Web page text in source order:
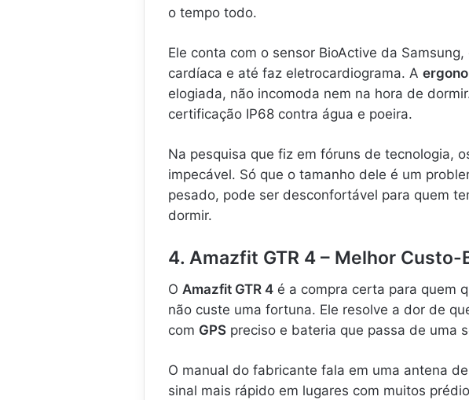
o tempo todo.
Ele conta com o sensor BioActive da
cardíaca e até faz eletrocardiograma. A
elogiada, não incomoda nem na hora de
certificação IP68 contra água e poeira.
Na pesquisa que fiz em fóruns de tecnologia,
impecável. Só que o tamanho dele é um
pesado, pode ser desconfortável para quem
dormir.
4. Amazfit GTR 4 – Melhor Custo-
O Amazfit GTR 4 é a compra certa para quem
não custe uma fortuna. Ele resolve a dor de
com GPS preciso e bateria que passa de uma
O manual do fabricante fala em uma antena
sinal mais rápido em lugares com muitos